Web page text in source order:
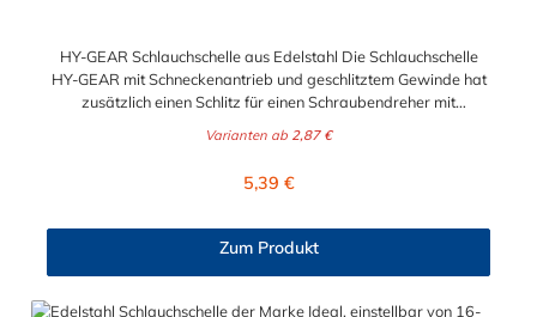
HY-GEAR Schlauchschelle aus Edelstahl Die Schlauchschelle
HY-GEAR mit Schneckenantrieb und geschlitztem Gewinde hat
zusätzlich einen Schlitz für einen Schraubendreher mit
Wiederverwendbarkeit und der einfachen Montage, selbst
Schlauchschelle findet ihre Verwendung vor allem im Fahrzeug-,
Spannbereich der Schlauchschelle ist von 11 mm bis maximal
Bitte beachten Sie dies bei der Auswahl, des
Varianten ab 2,87 €
Regulärer Preis:
5,39 €
Zum Produkt